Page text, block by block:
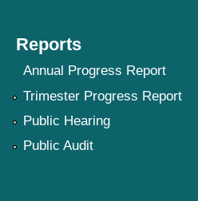
Reports
Annual Progress Report
Trimester Progress Report
Public Hearing
Public Audit